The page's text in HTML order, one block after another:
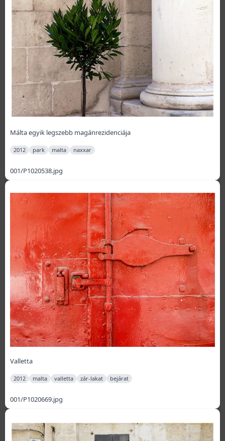
Málta egyik legszebb magánrezidenciája
2012 park malta naxxar
001/P1020538.jpg
Valletta
2012 malta valletta zár-lakat bejárat
001/P1020669.jpg